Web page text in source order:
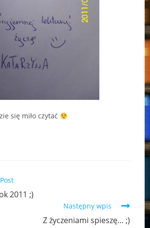
się miło czytać
2011 ;)
Następny wpis
Z życzeniami spieszę… ;)